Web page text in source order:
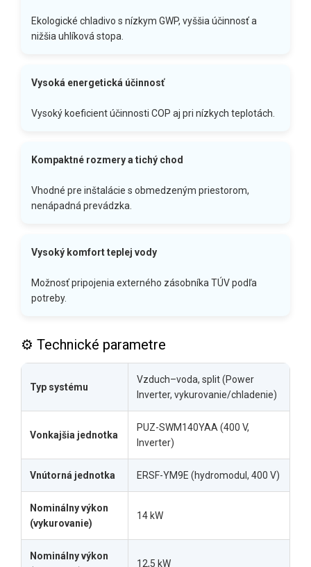
Ekologické chladivo s nízkym GWP, vyššia účinnosť a
nižšia uhlíková stopa.
Vysoká energetická účinnosť
Vysoký koeficient účinnosti COP aj pri nízkych teplotách.
Kompaktné rozmery a tichý chod
Vhodné pre inštalácie s obmedzeným priestorom,
nenápadná prevádzka.
Vysoký komfort teplej vody
Možnosť pripojenia externého zásobníka TÚV podľa
potreby.
⚙️ Technické parametre
Typ systému
Vzduch–voda, split (Power
Inverter, vykurovanie/chladenie)
Vonkajšia jednotka
PUZ-SWM140YAA (400 V,
Inverter)
Vnútorná jednotka ERSF-YM9E (hydromodul, 400 V)
Nominálny výkon
(vykurovanie)
14 kW
Nominálny výkon
12,5 kW